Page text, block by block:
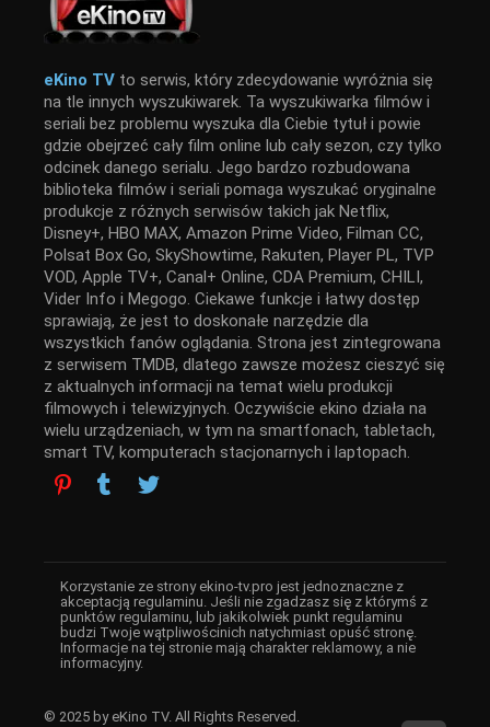
eKino TV to serwis, który zdecydowanie wyróżnia się
na tle innych wyszukiwarek. Ta wyszukiwarka filmów i
seriali bez problemu wyszuka dla Ciebie tytuł i powie
gdzie obejrzeć cały film online lub cały sezon, czy tylko
odcinek danego serialu. Jego bardzo rozbudowana
biblioteka filmów i seriali pomaga wyszukać oryginalne
produkcje z różnych serwisów takich jak Netflix,
Disney+, HBO MAX, Amazon Prime Video, Filman CC,
Polsat Box Go, SkyShowtime, Rakuten, Player PL, TVP
VOD, Apple TV+, Canal+ Online, CDA Premium, CHILI,
Vider Info i Megogo. Ciekawe funkcje i łatwy dostęp
sprawiają, że jest to doskonałe narzędzie dla
wszystkich fanów oglądania. Strona jest zintegrowana
z serwisem TMDB, dlatego zawsze możesz cieszyć się
z aktualnych informacji na temat wielu produkcji
filmowych i telewizyjnych. Oczywiście ekino działa na
wielu urządzeniach, w tym na smartfonach, tabletach,
smart TV, komputerach stacjonarnych i laptopach.
Korzystanie ze strony ekino-tv.pro jest jednoznaczne z
akceptacją regulaminu. Jeśli nie zgadzasz się z którymś z
punktów regulaminu, lub jakikolwiek punkt regulaminu
budzi Twoje wątpliwościnich natychmiast opuść stronę.
Informacje na tej stronie mają charakter reklamowy, a nie
informacyjny.
© 2025 by eKino TV. All Rights Reserved.